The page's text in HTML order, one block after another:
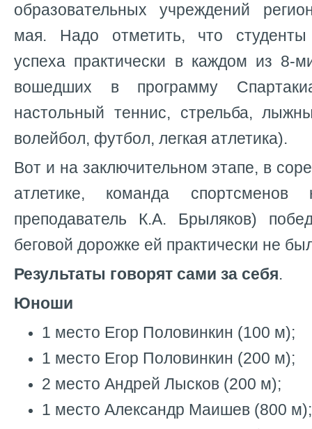
образовательных учреждений
мая. Надо отметить, что
успеха практически в каждом из 8-
вошедших в программу
настольный теннис, стрельба,
волейбол, футбол, легкая атлетика).
Вот и на заключительном этапе, в
атлетике, команда спортсменов
преподаватель К.А. Брыляков)
беговой дорожке ей практически не
Результаты говорят сами за себя.
Юноши
1 место Егор Половинкин (100 м);
1 место Егор Половинкин (200 м);
2 место Андрей Лысков (200 м);
1 место Александр Маишев (800 м);